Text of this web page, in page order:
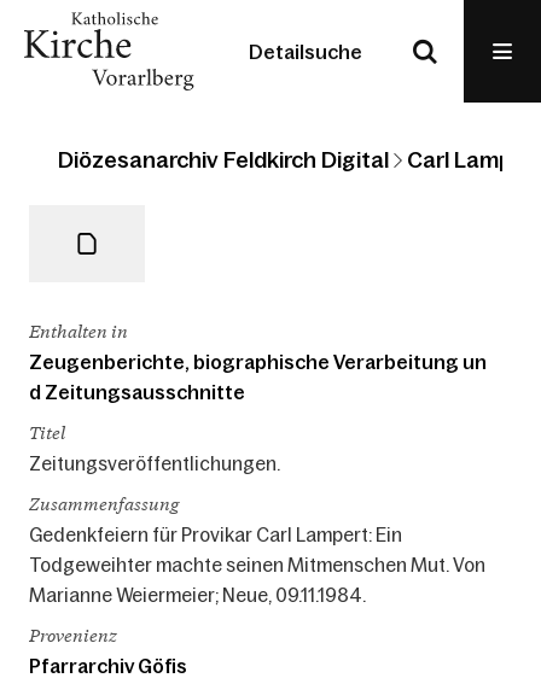
Detailsuche
Diözesanarchiv Feldkirch Digital Carl
Enthalten in
Zeugenberichte, biographische Verarbeitung un
d Zeitungsausschnitte
Titel
Zeitungsveröffentlichungen.
Zusammenfassung
Gedenkfeiern für Provikar Carl Lampert: Ein
Todgeweihter machte seinen Mitmenschen Mut. Von
Marianne Weiermeier; Neue, 09.11.1984.
Provenienz
Pfarrarchiv Göfis